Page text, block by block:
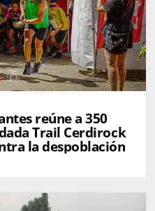
reúne a 350
Trail Cerdirock
la despoblación